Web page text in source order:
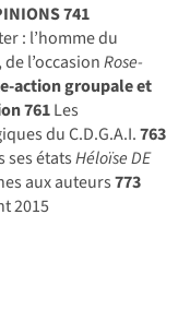
741
: l’homme du
de l’occasionRose-
action groupale et
761Les
du C.D.G.A.I.763
ses étatsHéloïse DE
aux auteurs773
2015